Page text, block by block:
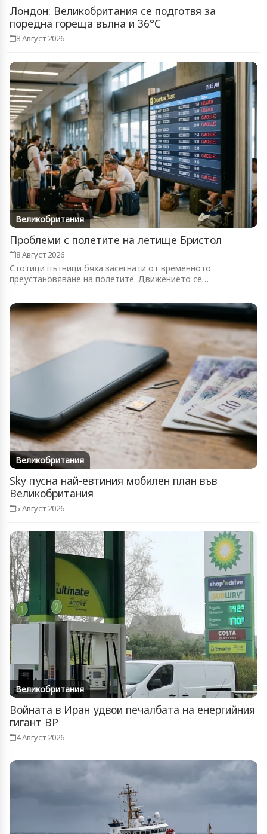
Лондон: Великобритания се подготвя за
поредна гореща вълна и 36°C
8 Август 2026
Великобритания
Проблеми с полетите на летище Бристол
8 Август 2026
Стотици пътници бяха засегнати от временното
преустановяване на полетите. Движението се
Великобритания
Sky пусна най-евтиния мобилен план във
Великобритания
5 Август 2026
Великобритания
Войната в Иран удвои печалбата на енергийния
гигант BP
4 Август 2026